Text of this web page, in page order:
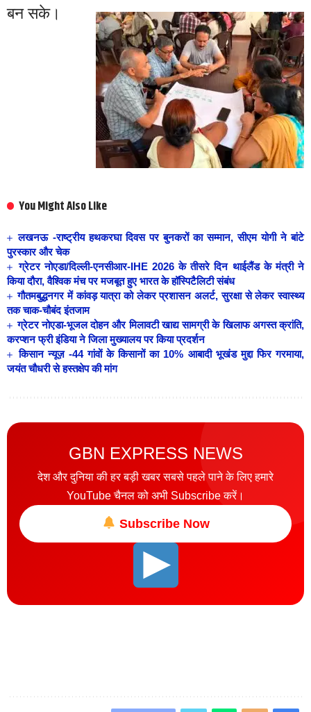
बन सके।
You Might Also Like
लखनऊ -राष्ट्रीय हथकरघा दिवस पर बुनकरों का सम्मान, सीएम योगी ने बांटे
पुरस्कार और चेक
ग्रेटर नोएडा/दिल्ली-एनसीआर-IHE 2026 के तीसरे दिन थाईलैंड के मंत्री ने
किया दौरा, वैश्विक मंच पर मजबूत हुए भारत के हॉस्पिटैलिटी संबंध
गौतमबुद्धनगर में कांवड़ यात्रा को लेकर प्रशासन अलर्ट, सुरक्षा से लेकर स्वास्थ्य
तक चाक-चौबंद इंतजाम
ग्रेटर नोएडा-भूजल दोहन और मिलावटी खाद्य सामग्री के खिलाफ अगस्त क्रांति,
करप्शन फ्री इंडिया ने जिला मुख्यालय पर किया प्रदर्शन
किसान न्यूज़ -44 गांवों के किसानों का 10% आबादी भूखंड मुद्दा फिर गरमाया,
जयंत चौधरी से हस्तक्षेप की मांग
GBN EXPRESS NEWS
देश और दुनिया की हर बड़ी खबर सबसे पहले पाने के लिए हमारे
YouTube चैनल को अभी Subscribe करें।
Subscribe Now